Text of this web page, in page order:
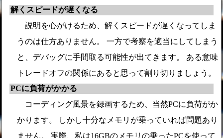
解くスピードが遅くなる
説明を心がけるため、解くスピードが遅くなってしま
うのは仕方ありません。 一方で考察を適当にしてしまう
と、デバッグに手間取る可能性が出てきます。 ある意味
トレードオフの関係にあると思って割り切りましょう。
PCに負荷がかかる
コーディング風景を録画するため、当然PCに負荷がか
かります。 しかし十分なメモリが乗っていれば問題あり
ません。 実際、私は16GBのメモリの乗ったPCを使って